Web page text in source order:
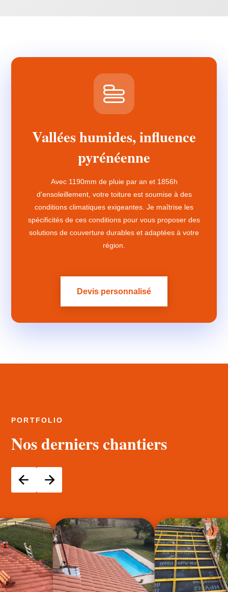
Vallées humides, influence
pyrénéenne
Avec 1190mm de pluie par an et 1856h
d'ensoleillement, votre toiture est soumise à des
conditions climatiques exigeantes. Je maîtrise les
spécificités de ces conditions pour vous proposer des
solutions de couverture durables et adaptées à votre
région.
Devis personnalisé
PORTFOLIO
Nos derniers chantiers